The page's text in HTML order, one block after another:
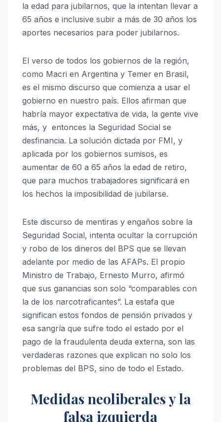
la edad para jubilarnos, que la intentan llevar a
65 años e inclusive subir a más de 30 años los
aportes necesarios para poder jubilarnos.
El verso de todos los gobiernos de la región,
como Macri en Argentina y Temer en Brasil,
es el mismo discurso que comienza a usar el
gobierno en nuestro país. Ellos afirman que
habría mayor expectativa de vida, la gente vive
más, y entonces la Seguridad Social se
desfinancia. La solución dictada por FMI, y
aplicada por los gobiernos sumisos, es
aumentar de 60 a 65 años la edad de retiro,
que para muchos trabajadores significará en
los hechos la imposibilidad de jubilarse.
Este discurso de mentiras y engaños sobre la
Seguridad Social, intenta ocultar la corrupción
y robo de los dineros del BPS que se llevan
adelante por medio de las AFAPs. El propio
Ministro de Trabajo, Ernesto Murro, afirmó
que sus ganancias son solo “comparables con
la de los narcotraficantes”. La estafa que
significan estos fondos de pensión privados y
esa sangría que sufre todo el estado por el
pago de la fraudulenta deuda externa, son las
verdaderas razones que explican no solo los
problemas del BPS, sino de todo el Estado.
Medidas neoliberales y la
falsa izquierda